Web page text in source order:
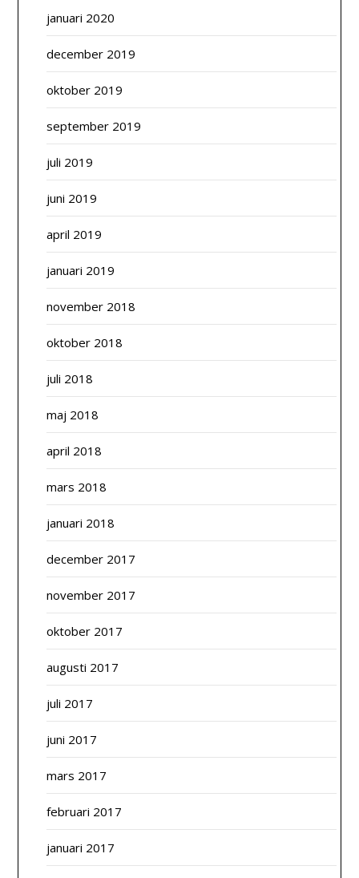
januari 2020
december 2019
oktober 2019
september 2019
juli 2019
juni 2019
april 2019
januari 2019
november 2018
oktober 2018
juli 2018
maj 2018
april 2018
mars 2018
januari 2018
december 2017
november 2017
oktober 2017
augusti 2017
juli 2017
juni 2017
mars 2017
februari 2017
januari 2017